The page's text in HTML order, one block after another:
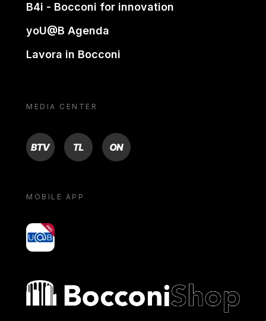
B4i - Bocconi for innovation
yoU@B Agenda
Lavora in Bocconi
MEDIA CENTER
BTV TL ON
MOBILE APP
yoU@B
Bocconi shop